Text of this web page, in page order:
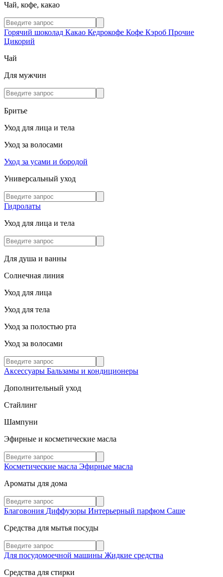
Чай, кофе, какао
Горячий шоколад Какао Кедрокофе Кофе Кэроб Прочие
Цикорий
Чай
Для мужчин
Бритье
Уход для лица и тела
Уход за волосами
Уход за усами и бородой
Универсальный уход
Гидролаты
Уход для лица и тела
Для душа и ванны
Солнечная линия
Уход для лица
Уход для тела
Уход за полостью рта
Уход за волосами
Аксессуары Бальзамы и кондиционеры
Дополнительный уход
Стайлинг
Шампуни
Эфирные и косметические масла
Косметические масла Эфирные масла
Ароматы для дома
Благовония Диффузоры Интерьерный парфюм Саше
Средства для мытья посуды
Для посудомоечной машины Жидкие средства
Средства для стирки